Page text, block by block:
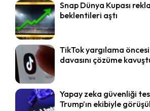
Snap Dünya Kupası
beklentileri aştı
TikTok yargılama
davasını çözüme
Yapay zeka güvenliği
Trump’ın ekibiyle